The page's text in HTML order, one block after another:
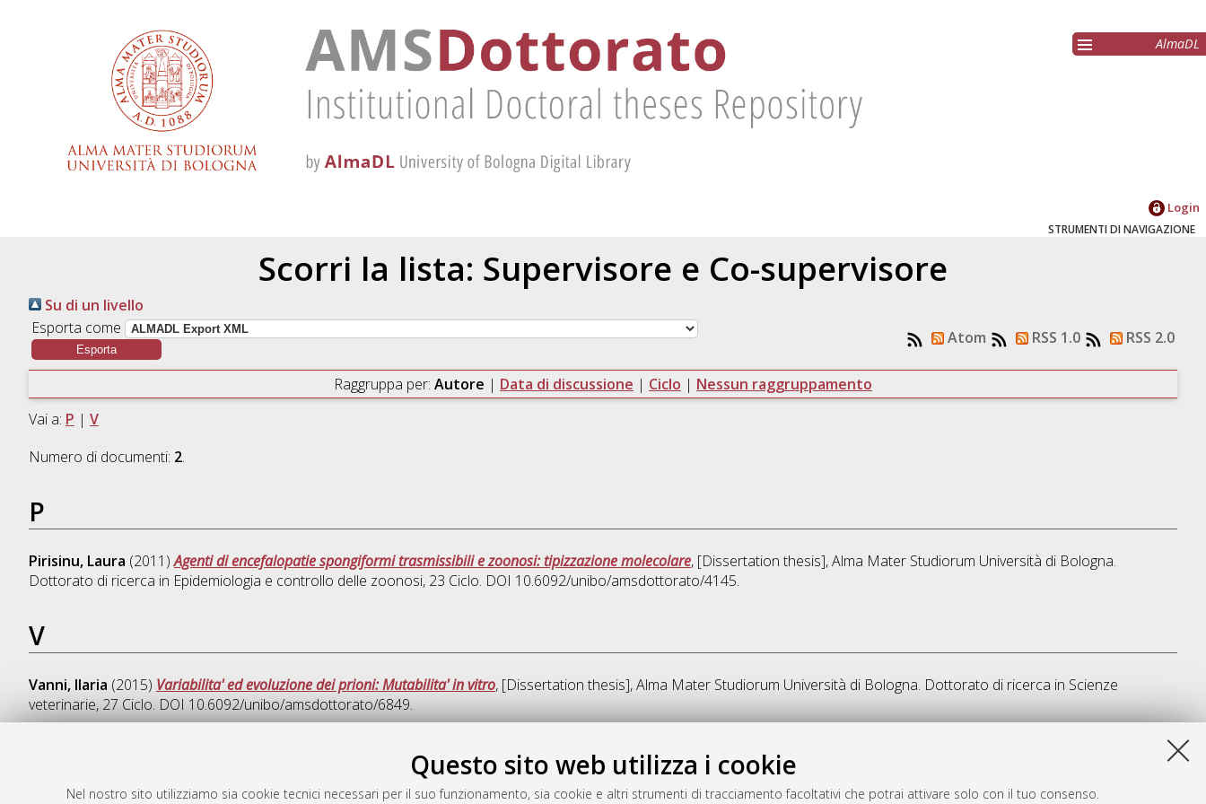
Questo sito web utilizza i cookie
Nel nostro sito utilizziamo sia cookie tecnici necessari per il suo funzionamento, sia cookie e altri strumenti di tracciamento facoltativi che potrai attivare solo con il tuo consenso.
AlmaDL
Login
STRUMENTI DI NAVIGAZIONE
Scorri la lista: Supervisore e Co-supervisore
Su di un livello
Esporta come
Atom RSS 1.0 RSS 2.0
Raggruppa per: Autore | Data di discussione | Ciclo | Nessun raggruppamento
Vai a: P | V
Numero di documenti: 2.
P
Pirisinu, Laura (2011)Agenti di encefalopatie spongiformi trasmissibili e zoonosi: tipizzazione molecolare, [Dissertation thesis], Alma Mater Studiorum Università di Bologna.
Dottorato di ricerca in Epidemiologia e controllo delle zoonosi, 23 Ciclo. DOI 10.6092/unibo/amsdottorato/4145.
V
Vanni, Ilaria (2015) Variabilita' ed evoluzione dei prioni: Mutabilita' in vitro, [Dissertation thesis], Alma Mater Studiorum Università di Bologna. Dottorato di ricerca in Scienze
veterinarie, 27 Ciclo. DOI 10.6092/unibo/amsdottorato/6849.
Fri Aug 7 20:47:06 2026 CEST.
AMS Dottorato